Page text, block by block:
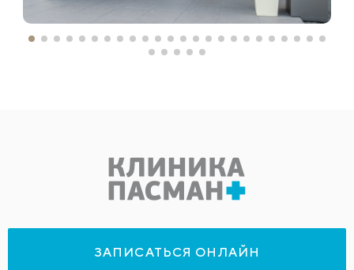
ЗАПИСАТЬСЯ ОНЛАЙН